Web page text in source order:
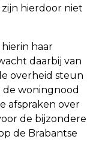
hierdoor niet
haar
daarbij van
overheid steun
de woningnood
afspraken over
de bijzondere
de Brabantse